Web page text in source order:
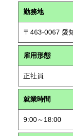
勤務地
〒463-0067 愛
雇用形態
正社員
就業時間
9:00～18:00